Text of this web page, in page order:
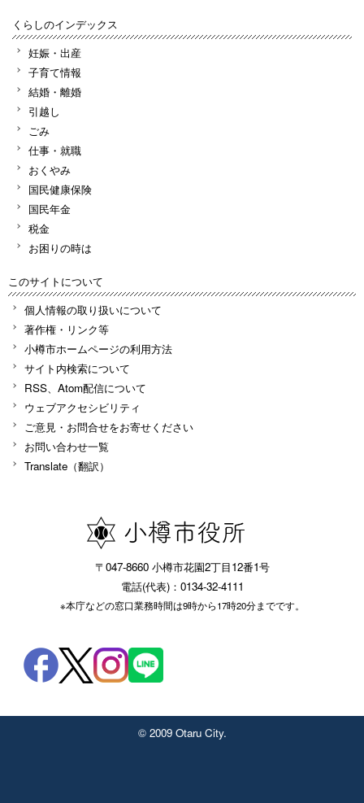
くらしのインデックス
妊娠・出産
子育て情報
結婚・離婚
引越し
ごみ
仕事・就職
おくやみ
国民健康保険
国民年金
税金
お困りの時は
このサイトについて
個人情報の取り扱いについて
著作権・リンク等
小樽市ホームページの利用方法
サイト内検索について
RSS、Atom配信について
ウェブアクセシビリティ
ご意見・お問合せをお寄せください
お問い合わせ一覧
Translate（翻訳）
〒047-8660 小樽市花園2丁目12番1号
電話(代表)：0134-32-4111
※本庁などの窓口業務時間は9時から17時20分までです。
© 2009 Otaru City.